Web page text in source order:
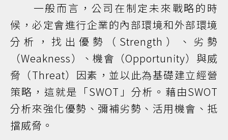
一般而言，公司在制定未來戰略的時
候，必定會進行企業的內部環境和外部環境
分析，找出優勢（Strength）、劣勢
（Weakness）、機會（Opportunity）與威
脅（Threat）因素，並以此為基礎建立經營
策略，這就是「SWOT」分析。藉由SWOT
分析來強化優勢、彌補劣勢、活用機會、抵
擋威脅。